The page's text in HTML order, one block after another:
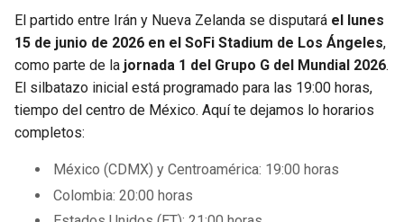
El partido entre Irán y Nueva Zelanda se disputará el lunes
15 de junio de 2026 en el SoFi Stadium de Los Ángeles,
como parte de la jornada 1 del Grupo G del Mundial 2026.
El silbatazo inicial está programado para las 19:00 horas,
tiempo del centro de México. Aquí te dejamos lo horarios
completos:
México (CDMX) y Centroamérica: 19:00 horas
Colombia: 20:00 horas